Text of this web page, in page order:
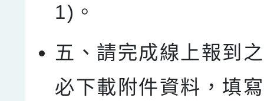
1)。
五、請完成線上報到
必下載附件資料，填